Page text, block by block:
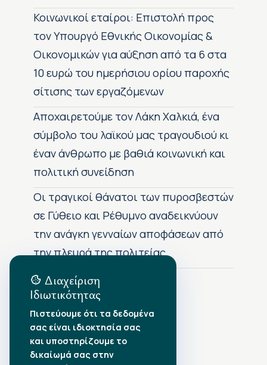
Κοινωνικοί εταίροι: Επιστολή προς
τον Υπουργό Εθνικής Οικονομίας &
Οικονομικών για αύξηση από τα 6 στα
10 ευρώ του ημερήσιου ορίου παροχής
σίτισης των εργαζόμενων
Αποχαιρετούμε τον Λάκη Χαλκιά, ένα
σύμβολο του λαϊκού μας τραγουδιού κι
έναν άνθρωπο με βαθιά κοινωνική και
πολιτική συνείδηση
Οι τραγικοί θάνατοι των πυροσβεστών
σε Γύθειο και Ρέθυμνο αναδεικνύουν
την ανάγκη γενναίων αποφάσεων από
την πλευρά της πολιτείας
Αρχείο Δημοσιεύσεων
•Αύγουστος 2026
•Ιούλιος 2026
•Ιούνιος 2026
Διαχείριση
Ιδιωτικότητας
Πιστεύουμε ότι τα δεδομένα
σας είναι ιδιοκτησία σας
και υποστηρίζουμε το
δικαίωμά σας στην